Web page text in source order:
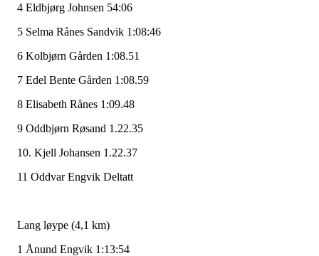
4 Eldbjørg Johnsen 54:06
5 Selma Rånes Sandvik 1:08:46
6 Kolbjørn Gården 1:08.51
7 Edel Bente Gården 1:08.59
8 Elisabeth Rånes 1:09.48
9 Oddbjørn Røsand 1.22.35
10. Kjell Johansen 1.22.37
11 Oddvar Engvik Deltatt
Lang løype (4,1 km)
1 Ånund Engvik 1:13:54